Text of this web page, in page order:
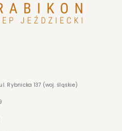
Rybnicka 137 (woj. śląskie)